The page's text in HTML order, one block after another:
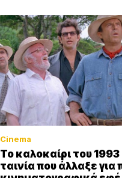
Cinema
Το καλοκαίρι του
ταινία που άλλαξε